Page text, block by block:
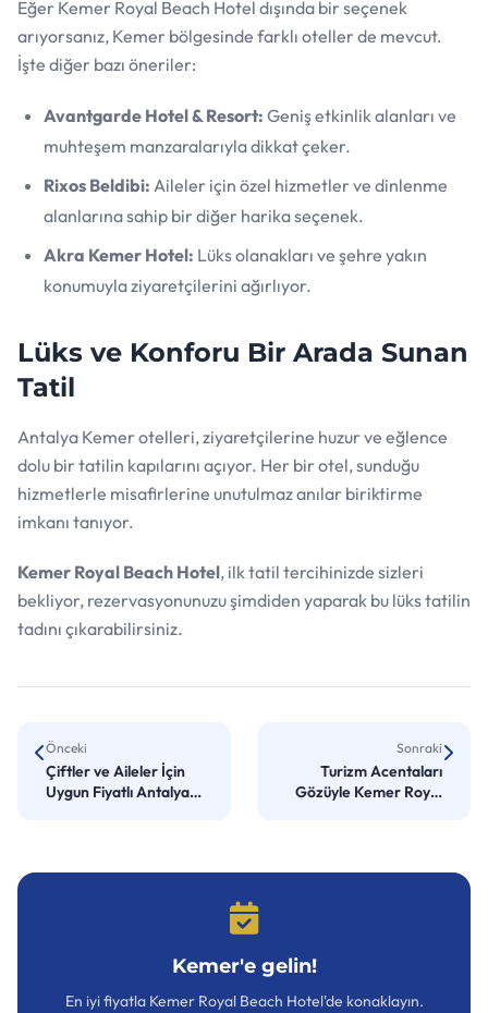
Eğer Kemer Royal Beach Hotel dışında bir seçenek
arıyorsanız, Kemer bölgesinde farklı oteller de mevcut.
İşte diğer bazı öneriler:
Avantgarde Hotel & Resort: Geniş etkinlik alanları ve
muhteşem manzaralarıyla dikkat çeker.
Rixos Beldibi: Aileler için özel hizmetler ve dinlenme
alanlarına sahip bir diğer harika seçenek.
Akra Kemer Hotel: Lüks olanakları ve şehre yakın
konumuyla ziyaretçilerini ağırlıyor.
Lüks ve Konforu Bir Arada Sunan
Tatil
Antalya Kemer otelleri, ziyaretçilerine huzur ve eğlence
dolu bir tatilin kapılarını açıyor. Her bir otel, sunduğu
hizmetlerle misafirlerine unutulmaz anılar biriktirme
imkanı tanıyor.
Kemer Royal Beach Hotel, ilk tatil tercihinizde sizleri
bekliyor, rezervasyonunuzu şimdiden yaparak bu lüks tatilin
tadını çıkarabilirsiniz.
Önceki
Çiftler ve Aileler İçin
Uygun Fiyatlı Antalya
Sonraki
Turizm Acentaları
Gözüyle Kemer Royal
Kemer'e gelin!
En iyi fiyatla Kemer Royal Beach Hotel'de konaklayın.